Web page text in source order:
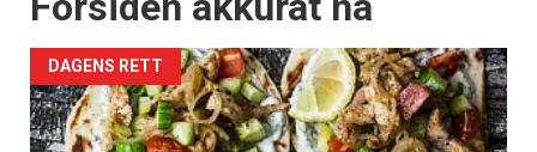
DAGENS RETT